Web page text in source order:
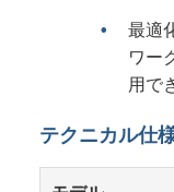
最適
ワー
用で
テクニカル仕